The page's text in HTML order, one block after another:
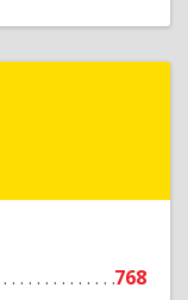
768
г,